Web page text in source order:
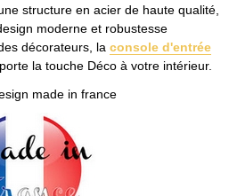
structure en acier de haute qualité,
moderne et robustesse
décorateurs, la console d'entrée
la touche Déco à votre intérieur.
made in france